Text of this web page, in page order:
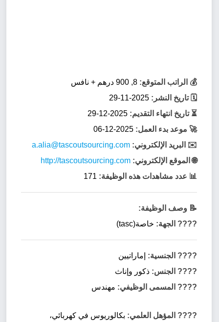
💰 الراتب المتوقع:
🗓️ تاريخ النشر:
⏳ تاريخ انتهاء التقديم:
🚀 موعد بدء العمل:
✉️ البريد الإلكتروني: a.alia@tascoutsourcing.com
🌐 الموقع الإلكتروني: http://tascoutsourcing.com
📊 عدد مشاهدات هذه الوظيفة:
📝 وصف الوظيفة:
???? الجهة: خاصة(tasc)
???? الجنسية: إماراتيين
???? الجنس: ذكور وإناث
???? المسمى الوظيفي: مهندس
???? المؤهل العلمي: بكالوريوس في كهربائي،